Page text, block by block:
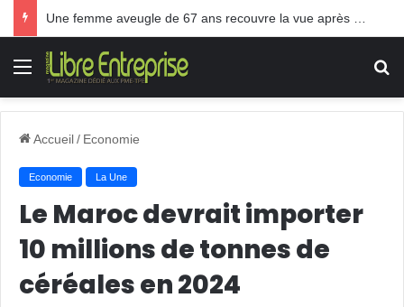
Menu
Accueil/ Economie
Economie La Une
Le Maroc devrait importer
10 millions de tonnes de
céréales en 2024